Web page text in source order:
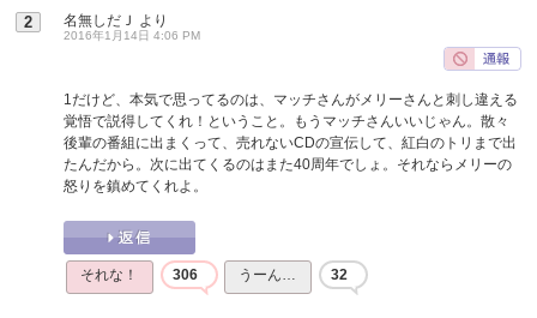
2 名無しだＪ より
2016年1月14日 4:06 PM
1だけど、本気で思ってるのは、マッチさんがメリーさんと刺し違える
覚悟で説得してくれ！ということ。もうマッチさんいいじゃん。散々
後輩の番組に出まくって、売れないCDの宣伝して、紅白のトリまで出
たんだから。次に出てくるのはまた40周年でしょ。それならメリーの
怒りを鎮めてくれよ。
それな！ 306 うーん… 32